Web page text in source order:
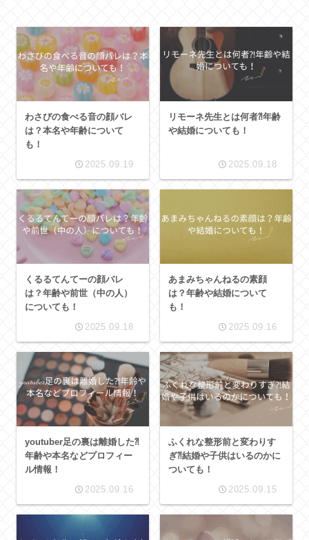
わさびの食べる音の顔バレ
は？本名や年齢について
も！
2025.09.19
リモーネ先生とは何者⁈年齢
や結婚についても！
2025.09.18
くるるてんてーの顔バレ
は？年齢や前世（中の人）
についても！
2025.09.18
あまみちゃんねるの素顔
は？年齢や結婚について
も！
2025.09.16
youtuber足の裏は離婚した⁈
年齢や本名などプロフィー
ル情報！
2025.09.16
ふくれな整形前と変わりす
ぎ⁈結婚や子供はいるのかに
ついても！
2025.09.15